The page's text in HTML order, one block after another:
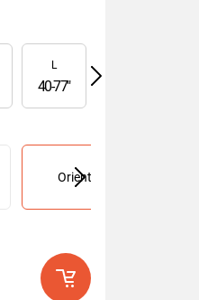
L
40-77"
Orientable (jusqu'à 180°)